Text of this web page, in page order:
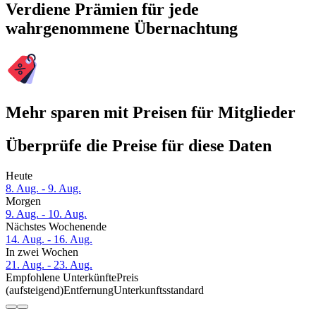
Verdiene Prämien für jede
wahrgenommene Übernachtung
Mehr sparen mit Preisen für Mitglieder
Überprüfe die Preise für diese Daten
Heute
8. Aug. - 9. Aug.
Morgen
9. Aug. - 10. Aug.
Nächstes Wochenende
14. Aug. - 16. Aug.
In zwei Wochen
21. Aug. - 23. Aug.
Empfohlene UnterkünftePreis
(aufsteigend)EntfernungUnterkunftsstandard